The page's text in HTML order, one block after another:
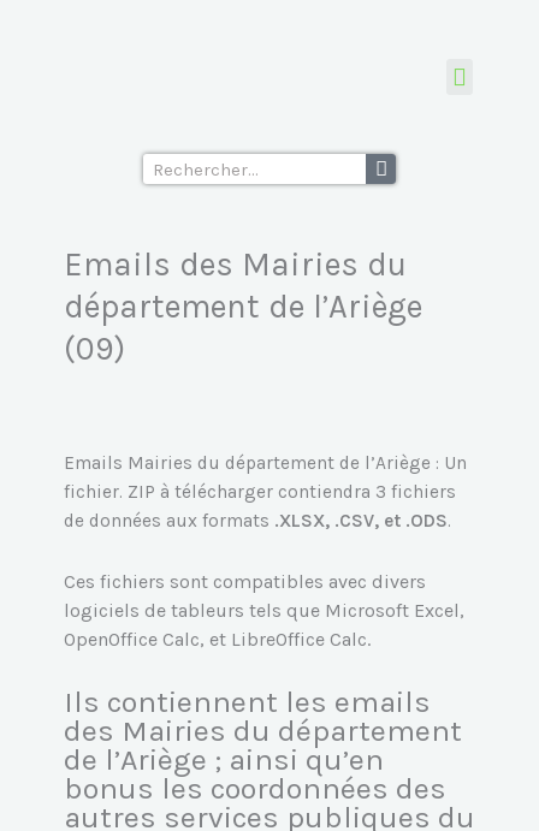
Rechercher
Emails des Mairies du
département de l’Ariège
(09)
Emails Mairies du département de l’Ariège : Un
fichier. ZIP à télécharger contiendra 3 fichiers
de données aux formats .XLSX, .CSV, et .ODS.
Ces fichiers sont compatibles avec divers
logiciels de tableurs tels que Microsoft Excel,
OpenOffice Calc, et LibreOffice Calc.
Ils contiennent les emails
des Mairies du département
de l’Ariège ; ainsi qu’en
bonus les coordonnées des
autres services publiques du